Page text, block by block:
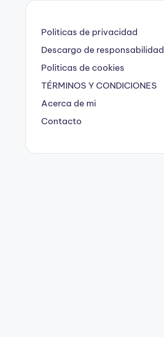
Politicas de privacidad
Descargo de responsabilidad
Politicas de cookies
TÉRMINOS Y CONDICIONES
Acerca de mi
Contacto